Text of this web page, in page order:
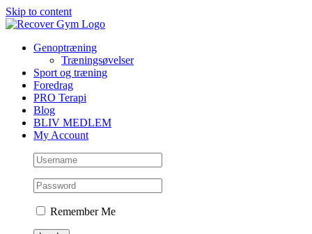
Skip to content
Genoptræning
Træningsøvelser
Sport og træning
Foredrag
PRO Terapi
Blog
BLIV MEDLEM
My Account
Remember Me